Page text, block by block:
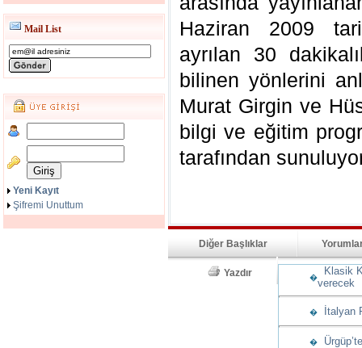
Mail List
Yeni Kayıt
Şifremi Unuttum
Haziran 2009
ayrılan 30
bilinen yönlerini
Murat Girgin ve
bilgi ve eğitim
tarafından
Diğer Başlıklar
Yazdır �
Klasik
verecek
� İtalyan
�